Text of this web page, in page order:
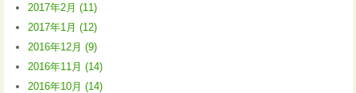
2017年2月 (11)
2017年1月 (12)
2016年12月 (9)
2016年11月 (14)
2016年10月 (14)